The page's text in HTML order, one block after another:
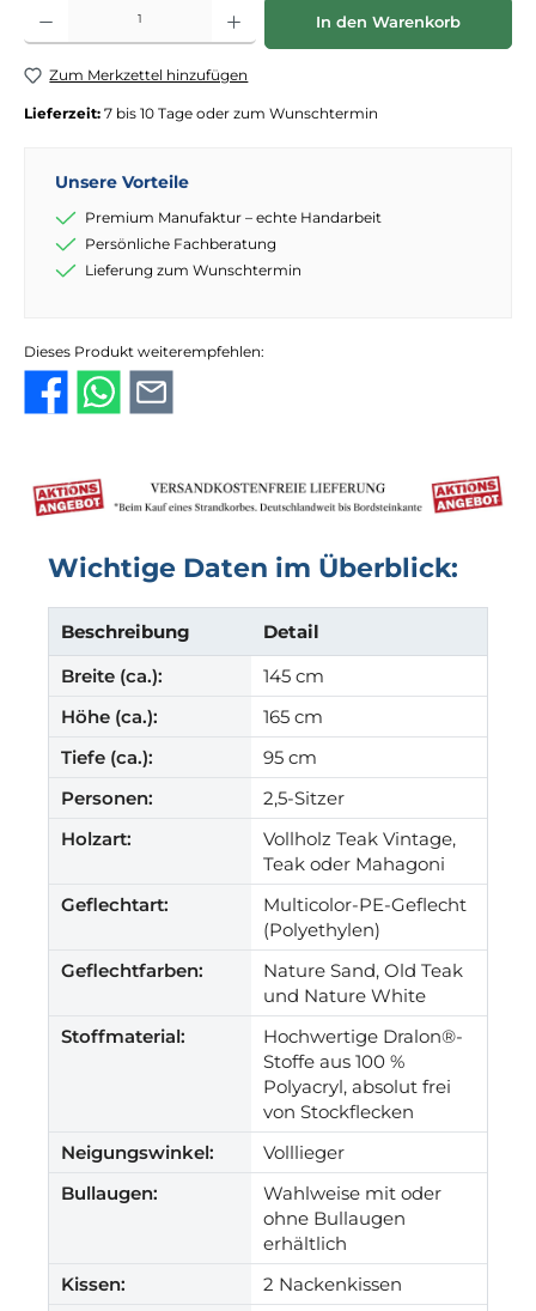
Produkt Anzahl: Gib den gewünschten Wert ein oder benutze die
In den Warenkorb
Zum Merkzettel hinzufügen
Lieferzeit: 7 bis 10 Tage oder zum Wunschtermin
Unsere Vorteile
Premium Manufaktur – echte Handarbeit
Persönliche Fachberatung
Lieferung zum Wunschtermin
Dieses Produkt weiterempfehlen:
Wichtige Daten im Überblick:
Beschreibung
Detail
Breite (ca.):
145 cm
Höhe (ca.):
165 cm
Tiefe (ca.):
95 cm
Personen:
2,5-Sitzer
Holzart:
Vollholz Teak Vintage,
Teak oder Mahagoni
Geflechtart:
Multicolor-PE-Geflecht
(Polyethylen)
Geflechtfarben:
Nature Sand, Old Teak
und Nature White
Stoffmaterial:
Hochwertige Dralon®-
Stoffe aus 100 %
Polyacryl, absolut frei
von Stockflecken
Neigungswinkel:
Volllieger
Bullaugen:
Wahlweise mit oder
ohne Bullaugen
erhältlich
Kissen:
2 Nackenkissen